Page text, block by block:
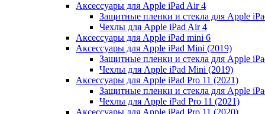
Аксессуары для Apple iPad Air 4
Защитные пленки и стекла для Apple
Чехлы для Apple iPad Air 4
Аксессуары для Apple iPad mini 6
Аксессуары для Apple iPad Mini (2019)
Защитные пленки и стекла для Apple
Чехлы для Apple iPad Mini (2019)
Аксессуары для Apple iPad Pro 11 (2021)
Защитные пленки и стекла для Apple
Чехлы для Apple iPad Pro 11 (2021)
Аксессуары для Apple iPad Pro 11 (2020)